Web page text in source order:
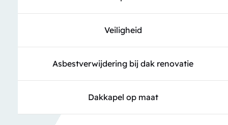
Veiligheid
Asbestverwijdering bij dak renovatie
Dakkapel op maat